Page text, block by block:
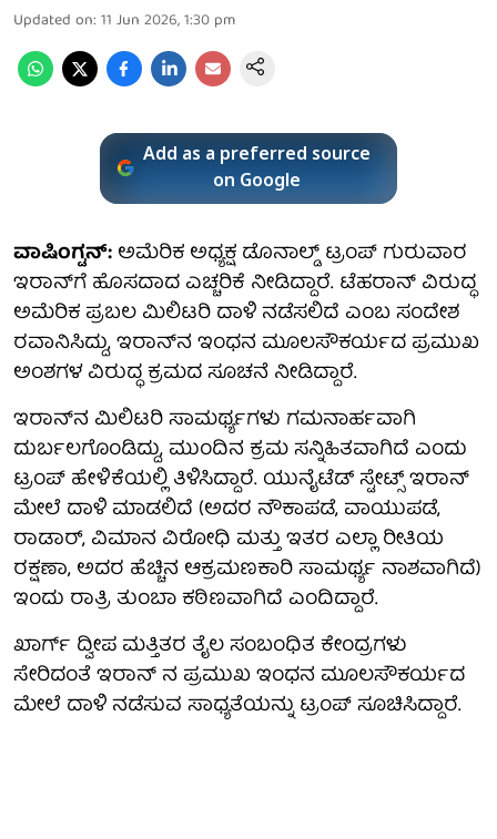
Updated on: 11 Jun 2026, 1:30 pm
Add as a preferred source
on Google
ವಾಷಿಂಗ್ಟನ್:ಅಮೆರಿಕ ಅಧ್ಯಕ್ಷ ಡೊನಾಲ್ಡ್ ಟ್ರಂಪ್ ಗುರುವಾರ
ಇರಾನ್‌ಗೆ ಹೊಸದಾದ ಎಚ್ಚರಿಕೆ ನೀಡಿದ್ದಾರೆ. ಟೆಹರಾನ್ ವಿರುದ್ಧ
ಅಮೆರಿಕ ಪ್ರಬಲ ಮಿಲಿಟರಿ ದಾಳಿ ನಡೆಸಲಿದೆ ಎಂಬ ಸಂದೇಶ
ರವಾನಿಸಿದ್ದು, ಇರಾನ್‌ನ ಇಂಧನ ಮೂಲಸೌಕರ್ಯದ ಪ್ರಮುಖ
ಅಂಶಗಳ ವಿರುದ್ಧ ಕ್ರಮದ ಸೂಚನೆ ನೀಡಿದ್ದಾರೆ.
ಇರಾನ್‌ನ ಮಿಲಿಟರಿ ಸಾಮರ್ಥ್ಯಗಳು ಗಮನಾರ್ಹವಾಗಿ
ದುರ್ಬಲಗೊಂಡಿದ್ದು, ಮುಂದಿನ ಕ್ರಮ ಸನ್ನಿಹಿತವಾಗಿದೆ ಎಂದು
ಟ್ರಂಪ್ ಹೇಳಿಕೆಯಲ್ಲಿ ತಿಳಿಸಿದ್ದಾರೆ. ಯುನೈಟೆಡ್ ಸ್ಟೇಟ್ಸ್ ಇರಾನ್
ಮೇಲೆ ದಾಳಿ ಮಾಡಲಿದೆ (ಅದರ ನೌಕಾಪಡೆ, ವಾಯುಪಡೆ,
ರಾಡಾರ್, ವಿಮಾನ ವಿರೋಧಿ ಮತ್ತು ಇತರ ಎಲ್ಲಾ ರೀತಿಯ
ರಕ್ಷಣಾ, ಅದರ ಹೆಚ್ಚಿನ ಆಕ್ರಮಣಕಾರಿ ಸಾಮರ್ಥ್ಯ ನಾಶವಾಗಿದೆ)
ಇಂದು ರಾತ್ರಿ ತುಂಬಾ ಕಠಿಣವಾಗಿದೆ ಎಂದಿದ್ದಾರೆ.
ಖಾರ್ಗ್ ದ್ವೀಪ ಮತ್ತಿತರ ತೈಲ ಸಂಬಂಧಿತ ಕೇಂದ್ರಗಳು
ಸೇರಿದಂತೆ ಇರಾನ್ ನ ಪ್ರಮುಖ ಇಂಧನ ಮೂಲಸೌಕರ್ಯದ
ಮೇಲೆ ದಾಳಿ ನಡೆಸುವ ಸಾಧ್ಯತೆಯನ್ನು ಟ್ರಂಪ್ ಸೂಚಿಸಿದ್ದಾರೆ.